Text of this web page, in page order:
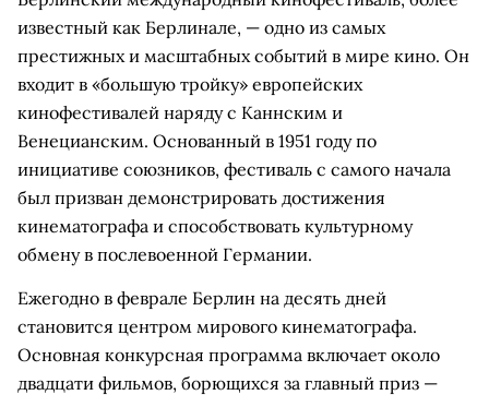
известный как Берлинале, — одно из самых
престижных и масштабных событий в мире кино. Он
входит в «большую тройку» европейских
кинофестивалей наряду с Каннским и
Венецианским. Основанный в 1951 году по
инициативе союзников, фестиваль с самого начала
был призван демонстрировать достижения
кинематографа и способствовать культурному
обмену в послевоенной Германии.
Ежегодно в феврале Берлин на десять дней
становится центром мирового кинематографа.
Основная конкурсная программа включает около
двадцати фильмов, борющихся за главный приз —